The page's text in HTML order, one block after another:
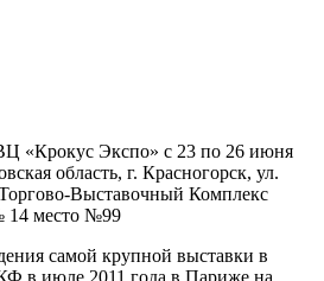
«Крокус Экспо» с 23 по 26 июня
область, г. Красногорск, ул.
Выставочный Комплекс
14 место №99
самой крупной выставки в
в июле 2011 года в Париже на